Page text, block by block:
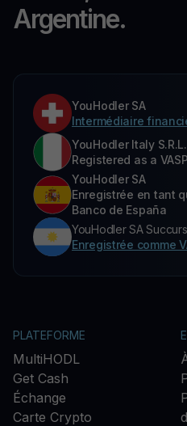
Argentine.
YouHodler SA
Intermédiaire
YouHodler Italy S.R.L.
Registered as a
YouHodler SA
Enregistrée en tant
Banco de España
YouHodler SA
Enregistrée comme
PLATEFORME
MultiHODL
Get Cash
Échange
Carte Crypto